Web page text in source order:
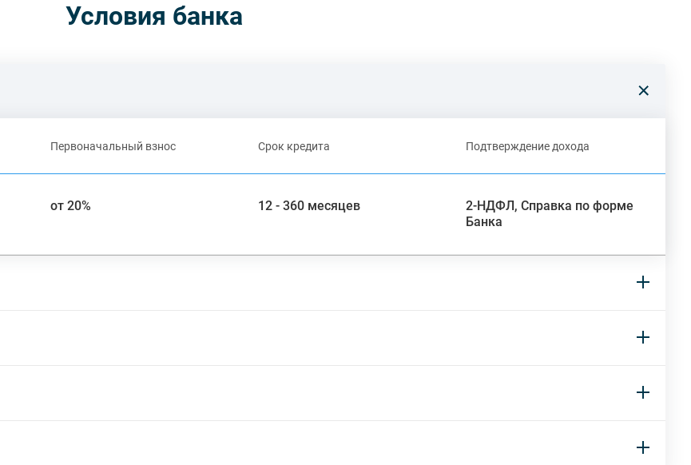
Условия банка
Первоначальный взнос Срок кредита Подтверждение дохода
от 20% 12 - 360 месяцев
2-НДФЛ, Справка по форме
Банка